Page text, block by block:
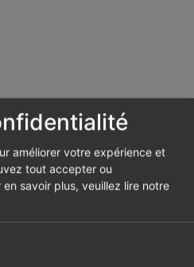
améliorer votre expérience et
tout accepter ou
en savoir plus, veuillez lire notre